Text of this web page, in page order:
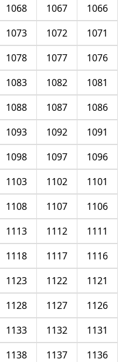
1066
1067
1068
1071
1072
1073
1076
1077
1078
1081
1082
1083
1086
1087
1088
1091
1092
1093
1096
1097
1098
1101
1102
1103
1106
1107
1108
1111
1112
1113
1116
1117
1118
1121
1122
1123
1126
1127
1128
1131
1132
1133
1136
1137
1138